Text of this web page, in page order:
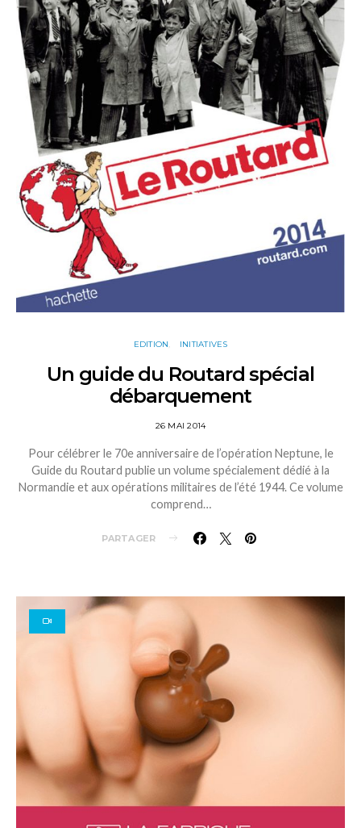
EDITION INITIATIVES
Un guide du Routard spécial
débarquement
26 MAI 2014
Pour célébrer le 70e anniversaire de l’opération Neptune, le
Guide du Routard publie un volume spécialement dédié à la
Normandie et aux opérations militaires de l’été 1944. Ce volume
comprend…
PARTAGER